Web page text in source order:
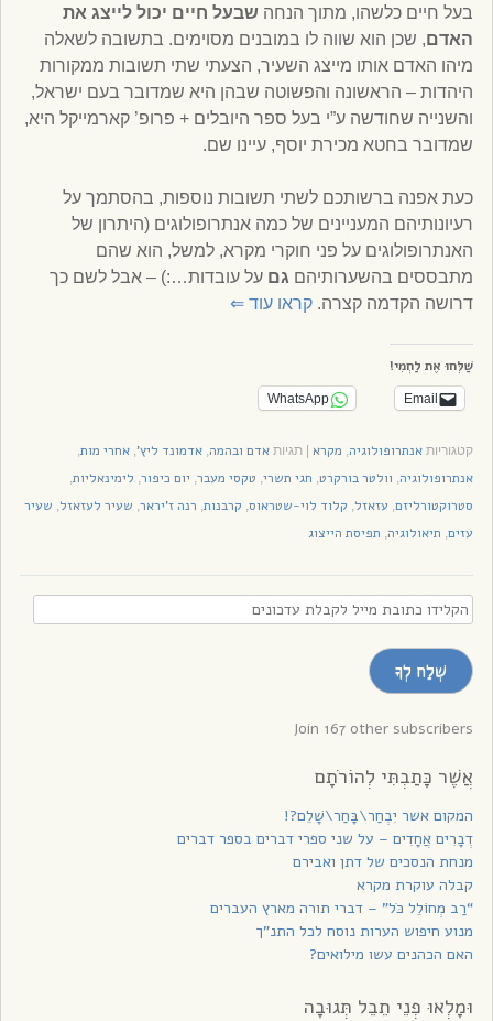
בעל חיים כלשהו, מתוך הנחהשבעל חיים יכול לייצג את
האדם, שכן הוא שווה לו במובנים מסוימים. בתשובה לשאלה
מיהו האדם אותו מייצג השעיר, הצעתי שתי תשובות ממקורות
היהדות – הראשונה והפשוטה שבהן היא שמדובר בעם ישראל,
והשנייה שחודשה ע”י בעל ספר היובלים + פרופ’ קארמייקל היא,
שמדובר בחטא מכירת יוסף, עיינו שם.
כעת אפנה ברשותכם לשתי תשובות נוספות, בהסתמך על
רעיונותיהם המעניינים של כמה אנתרופולוגים (היתרון של
האנתרופולוגים על פני חוקרי מקרא, למשל, הוא שהם
מתבססים בהשערותיהם גם על עובדות…:) – אבל לשם כך
דרושה הקדמה קצרה.קראו עוד⇐
שַׁלְּחוּ אֶת לַחְמִי!
Email
WhatsApp
קטגוריותאנתרופולוגיה, מקרא |תגיותאדם ובהמה,אדמונד ליץ',אחרי מות,
אנתרופולוגיה, וולטר בורקרט, חגי תשרי, טקסי מעבר, יום כיפור, לימינאליות,
סטרוקטורליזם, עזאזל, קלוד לוי-שטראוס, קרבנות, רנה ז'יראר, שעיר לעזאזל, שעיר
עזים, תיאולוגיה, תפיסת הייצוג
הקלידו
כתובת
מייל
לקבלת
עדכונים
שְׁלַח לְךָ
Join 167 other subscribers
אֲשֶׁר כָּתַבְתִּי לְהוֹרֹתָם
המקום אשר יִבְחַר\בָּחַר\שָׁלֵם?!
דְבָרִים אֲחָדִים – על שני ספרי דברים בספר דברים
מנחת הנסכים של דתן ואבירם
קבלה עוקרת מקרא
“רַב מְחוֹלֵל כֹּל” – דברי תורה מארץ העברים
מנוע חיפוש הערות נוסח לכל התנ”ך
האם הכהנים עשו מילואים?
וּמָלְאוּ פְנֵי תֵבֵל תְּגוּבָה